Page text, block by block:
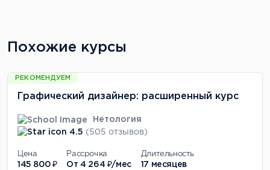
Похожие курсы
РЕКОМЕНДУЕМ
Графический дизайнер: расширенный курс
Нетология
4.5 (505 отзывов)
Цена
145 800 ₽
Рассрочка
От 4 264 ₽/мес
Длительность
17 месяцев